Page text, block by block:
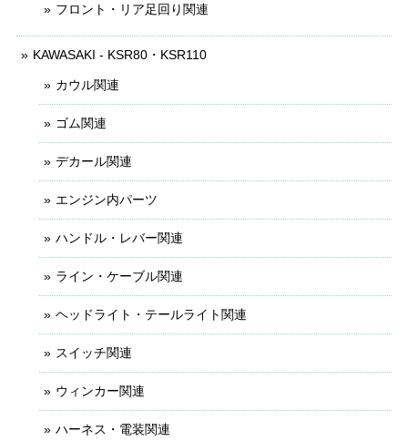
フロント・リア足回り関連
KAWASAKI - KSR80・KSR110
カウル関連
ゴム関連
デカール関連
エンジン内パーツ
ハンドル・レバー関連
ライン・ケーブル関連
ヘッドライト・テールライト関連
スイッチ関連
ウィンカー関連
ハーネス・電装関連